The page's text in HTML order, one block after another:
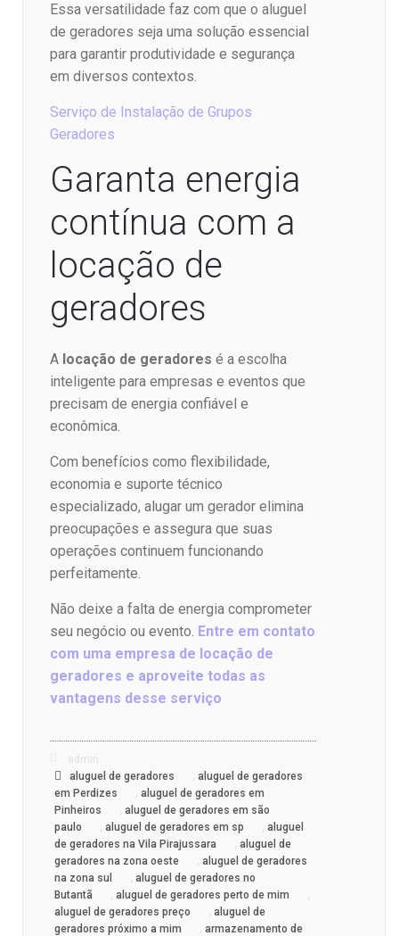
Essa versatilidade faz com que o aluguel
de geradores seja uma solução essencial
para garantir produtividade e segurança
em diversos contextos.
Serviço de Instalação de Grupos
Geradores
Garanta energia
contínua com a
locação de
geradores
A locação de geradores é a escolha
inteligente para empresas e eventos que
precisam de energia confiável e
econômica.
Com benefícios como flexibilidade,
economia e suporte técnico
especializado, alugar um gerador elimina
preocupações e assegura que suas
operações continuem funcionando
perfeitamente.
Não deixe a falta de energia comprometer
seu negócio ou evento. Entre em contato
com uma empresa de locação de
geradores e aproveite todas as
vantagens desse serviço
aluguel de geradores
aluguel de geradores
em Perdizes
aluguel de geradores em
Pinheiros
aluguel de geradores em são
paulo
aluguel de geradores em sp
aluguel
de geradores na Vila Pirajussara
aluguel de
geradores na zona oeste
aluguel de geradores
na zona sul
aluguel de geradores no
Butantã
aluguel de geradores perto de mim
aluguel de geradores preço
aluguel de
geradores próximo a mim
armazenamento de